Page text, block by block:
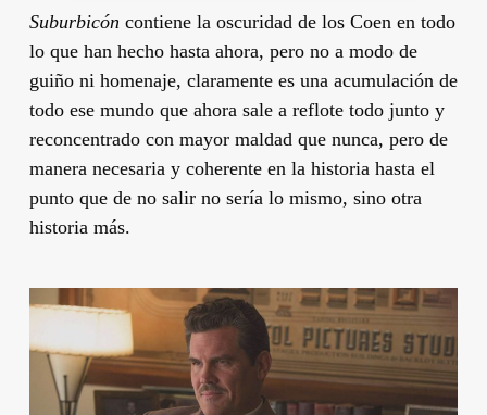
Suburbicón contiene la oscuridad de los Coenen todo
lo que han hecho hasta ahora, pero no a modo de
guiño ni homenaje, claramente es una acumulación de
todo ese mundo que ahora sale a reflote todo junto y
reconcentrado con mayor maldad que nunca, pero de
manera necesaria y coherente en la historia hasta el
punto que de no salir no sería lo mismo, sino otra
historia más.